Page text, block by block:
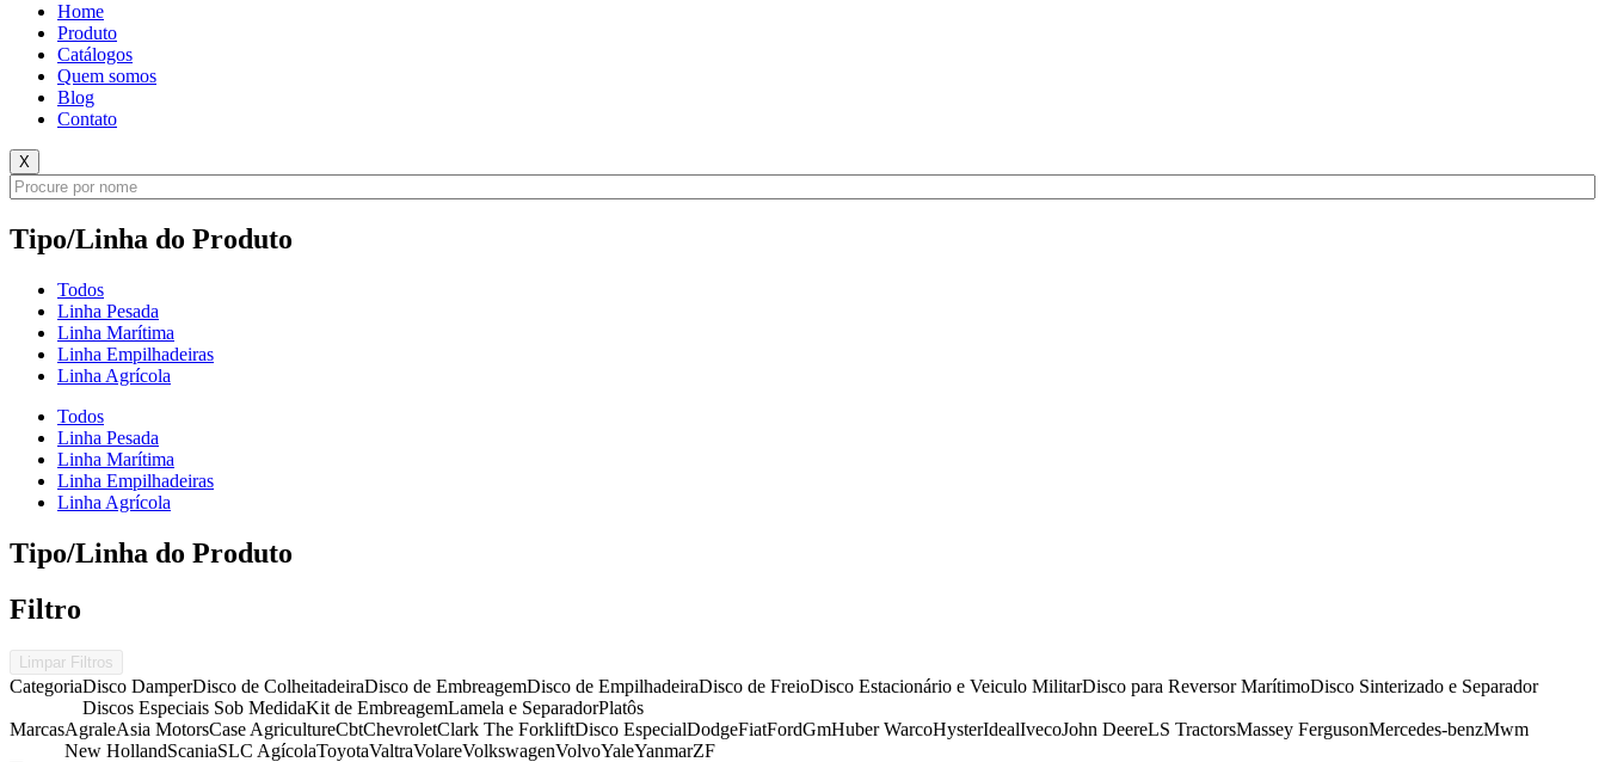
Home
Produto
Catálogos
Quem somos
Blog
Contato
X
Tipo/Linha do Produto
Todos
Linha Pesada
Linha Marítima
Linha Empilhadeiras
Linha Agrícola
Todos
Linha Pesada
Linha Marítima
Linha Empilhadeiras
Linha Agrícola
Tipo/Linha do Produto
Filtro
Limpar Filtros
CategoriaDisco DamperDisco de ColheitadeiraDisco de EmbreagemDisco de EmpilhadeiraDisco de FreioDisco Estacionário e Veiculo MilitarDisco para Reversor MarítimoDisco Sinterizado e Separador
Discos Especiais Sob MedidaKit de EmbreagemLamela e SeparadorPlatôs
MarcasAgraleAsia MotorsCase AgricultureCbtChevroletClark The ForkliftDisco EspecialDodgeFiatFordGmHuber WarcoHysterIdealIvecoJohn DeereLS TractorsMassey FergusonMercedes-benzMwm
New HollandScaniaSLC AgícolaToyotaValtraVolareVolkswagenVolvoYaleYanmarZF